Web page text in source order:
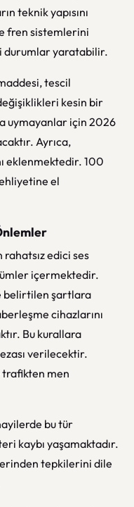
teknik yapısını
fren sistemlerini
durumlar yaratabilir.
tescil
kesin bir
uymayanlar için 2026
Ayrıca,
eklenmektedir. 100
el
edici ses
içermektedir.
belirtilen şartlara
cihazlarını
Bu kurallara
verilecektir.
trafikten men
bu tür
kaybı yaşamaktadır.
tepkilerini dile